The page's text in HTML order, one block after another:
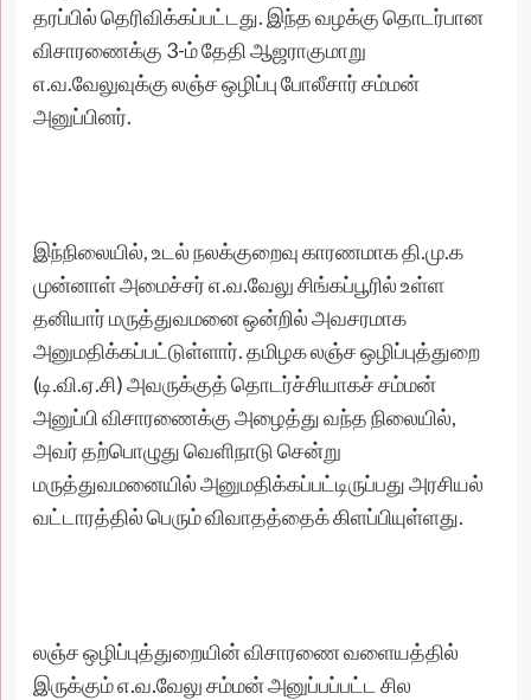
தரப்பில் தெரிவிக்கப்பட்டது. இந்த வழக்கு தொடர்பான
விசாரணைக்கு 3-ம் தேதி ஆஜராகுமாறு
எ.வ.வேலுவுக்கு லஞ்ச ஒழிப்பு போலீசார் சம்மன்
அனுப்பினர்.
இந்நிலையில், உடல் நலக்குறைவு காரணமாக தி.மு.க
முன்னாள் அமைச்சர் எ.வ.வேலு சிங்கப்பூரில் உள்ள
தனியார் மருத்துவமனை ஒன்றில் அவசரமாக
அனுமதிக்கப்பட்டுள்ளார். தமிழக லஞ்ச ஒழிப்புத்துறை
(டி.வி.ஏ.சி) அவருக்குத் தொடர்ச்சியாகச் சம்மன்
அனுப்பி விசாரணைக்கு அழைத்து வந்த நிலையில்,
அவர் தற்பொழுது வெளிநாடு சென்று
மருத்துவமனையில் அனுமதிக்கப்பட்டிருப்பது அரசியல்
வட்டாரத்தில் பெரும் விவாதத்தைக் கிளப்பியுள்ளது.
லஞ்ச ஒழிப்புத்துறையின் விசாரணை வளையத்தில்
இருக்கும் எ.வ.வேலு சம்மன் அனுப்பப்பட்ட சில